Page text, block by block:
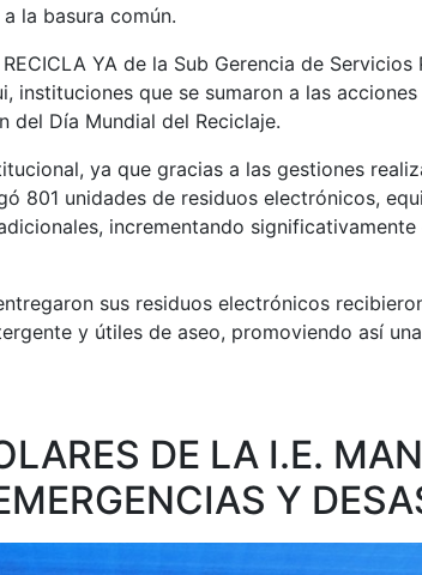
la basura común.
YA de la Sub Gerencia de Servicios
instituciones que se sumaron a las
del Día Mundial del Reciclaje.
ya que gracias a las gestiones
801 unidades de residuos electrónicos,
incrementando
sus residuos electrónicos
y útiles de aseo, promoviendo así
DE LA I.E.
Y